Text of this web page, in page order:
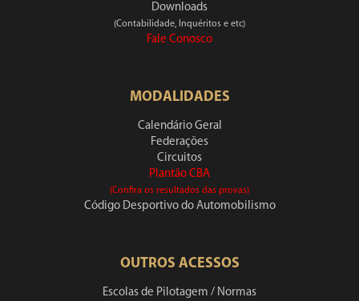
Downloads
(Contabilidade, Inquéritos e etc)
Fale Conosco
MODALIDADES
Calendário Geral
Federações
Circuitos
Plantão CBA
(Confira os resultados das provas)
Código Desportivo do Automobilismo
OUTROS ACESSOS
Escolas de Pilotagem / Normas